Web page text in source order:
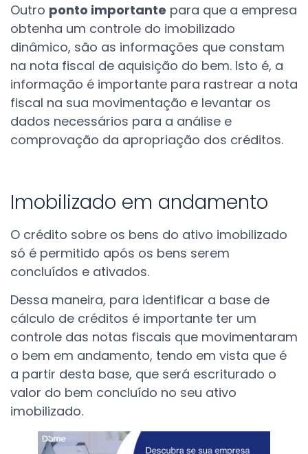
Outro ponto importante para que a empresa
obtenha um controle do imobilizado
dinâmico, são as informações que constam
na nota fiscal de aquisição do bem. Isto é, a
informação é importante para rastrear a nota
fiscal na sua movimentação e levantar os
dados necessários para a análise e
comprovação da apropriação dos créditos.
Imobilizado em andamento
O crédito sobre os bens do ativo imobilizado
só é permitido após os bens serem
concluídos e ativados.
Dessa maneira, para identificar a base de
cálculo de créditos é importante ter um
controle das notas fiscais que movimentaram
o bem em andamento, tendo em vista que é
a partir desta base, que será escriturado o
valor do bem concluído no seu ativo
imobilizado.